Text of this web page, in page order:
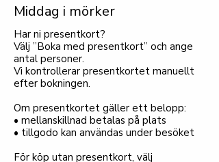
Middag i mörker
Har ni presentkort?
Välj ”Boka med presentkort” och ange
antal personer.
Vi kontrollerar presentkortet manuellt
efter bokningen.
Om presentkortet gäller ett belopp:
• mellanskillnad betalas på plats
• tillgodo kan användas under besöket
För köp utan presentkort, välj